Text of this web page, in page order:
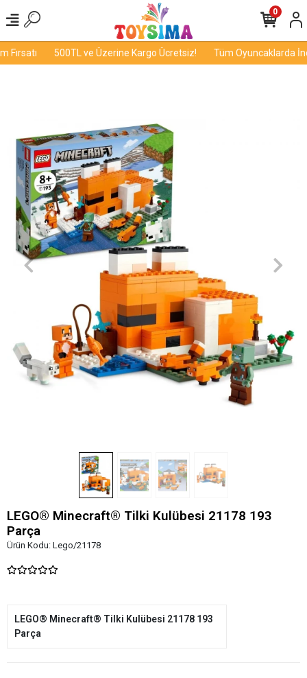
500TL ve Üzerine Kargo Ücretsiz! Tüm Oyuncaklarda
0
LEGO® Minecraft® Tilki Kulübesi 21178 193
Parça
Ürün Kodu: Lego/21178
LEGO® Minecraft® Tilki Kulübesi 21178 193
Parça